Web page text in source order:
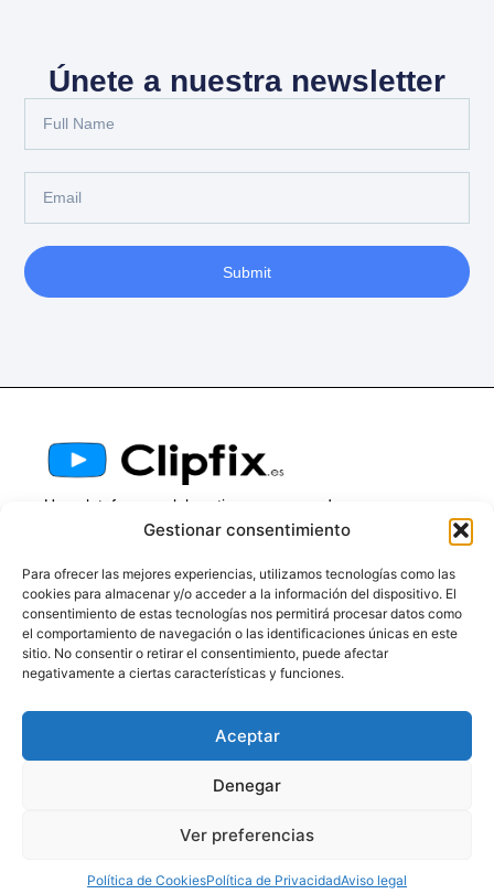
Gestionar consentimiento
Para ofrecer las mejores experiencias, utilizamos tecnologías como las
cookies para almacenar y/o acceder a la información del dispositivo. El
consentimiento de estas tecnologías nos permitirá procesar datos como
el comportamiento de navegación o las identificaciones únicas en este
sitio. No consentir o retirar el consentimiento, puede afectar
negativamente a ciertas características y funciones.
Aceptar
Denegar
Ver preferencias
Política de CookiesPolítica de PrivacidadAviso legal
Únete a nuestra newsletter
Submit
Una plataforma colaborativa para aprender a
reparar en vídeo.
Inicio
¿Qué Es Clipfix?
Solicita Un Vídeo
Logbook
Declaración de Accesibilidad- by: